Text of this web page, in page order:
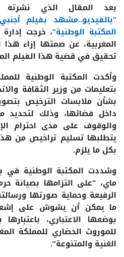
بعد المقال الذي نشرته
“بالفيديو..مشهد بفيلم
المكتبة الوطنية”، خرجت إدارة
المغربية، عن صمتها إزاء
تحقيق في قضية هذا الفيلم
وأكدت المكتبة الوطنية
بتعليمات من وزير الثقافة
بشأن ملابسات الترخيص
داخل فضائها، وذلك
والوقوف على مدى احترام
يتطلبها تسليم تراخيص من
بكل ما يلزم.
ماي، “على التزامها بصيانة
الرفيعة وحماية صورتها
ما يمكن أن يشوش على
بوضعها الاعتباري،
للموروث الحضاري للمملكة
الغنية والمتنوعة”.